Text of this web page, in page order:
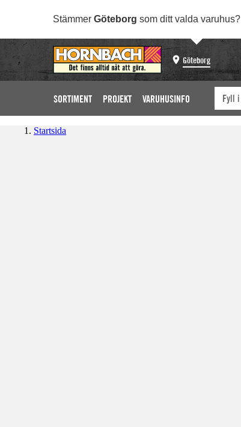
Stämmer Göteborg som ditt valda varuhus?
Göteborg
SORTIMENT PROJEKT VARUHUSINFO
Startsida